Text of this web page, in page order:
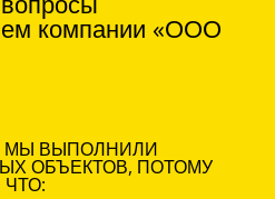
компании «ООО
МЫ ВЫПОЛНИЛИ
ОБЪЕКТОВ, ПОТОМУ
ЧТО: